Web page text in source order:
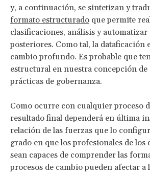
y, a continuación, se sintetizan y
formato estructurado que permite
clasificaciones, análisis y automatizar
posteriores. Como tal, la dataficación
cambio profundo. Es probable que
estructural en nuestra concepción de
prácticas de gobernanza.
Como ocurre con cualquier proceso
resultado final dependerá en última
relación de las fuerzas que lo
grado en que los profesionales de los
sean capaces de comprender las
procesos de cambio pueden afectar a